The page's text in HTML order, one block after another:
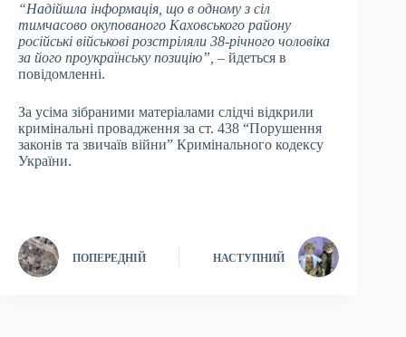
“Надійшла інформація, що в одному з сіл
тимчасово окупованого Каховського району
російські військові розстріляли 38-річного чоловіка
за його проукраїнську позицію”, – йдеться в
повідомленні.
За усіма зібраними матеріалами слідчі відкрили
кримінальні провадження за ст. 438 “Порушення
законів та звичаїв війни” Кримінального кодексу
України.
ПОПЕРЕДНІЙ НАСТУПНИЙ